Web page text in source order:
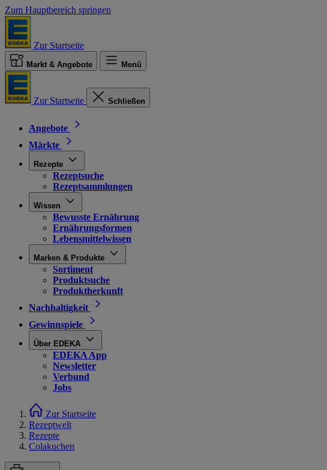
Zum Hauptbereich springen
Zur Startseite
Markt & Angebote Menü
Zur Startseite Schließen
Angebote
Märkte
Rezepte
Rezeptsuche
Rezeptsammlungen
Wissen
Bewusste Ernährung
Ernährungsformen
Lebensmittelwissen
Marken & Produkte
Sortiment
Produktsuche
Produktherkunft
Nachhaltigkeit
Gewinnspiele
Über EDEKA
EDEKA App
Newsletter
Verbund
Jobs
Zur Startseite
Rezeptwelt
Rezepte
Colakuchen